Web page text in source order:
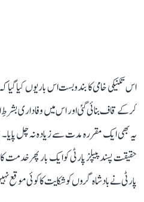
اس تکنیکی خامی کا بندوبست اس بار یوں کیا
کر کے قاف بنائی گئی اور اس میں وفاداری بشرطِ
یہ بھی ایک مقررہ مدت سے زیادہ نہ چل
حقیقت پسند پیپلز پارٹی کو ایک بار پھر خدمت
پارٹی نے بادشاہ گروں کو شکایت کا کوئی موقع